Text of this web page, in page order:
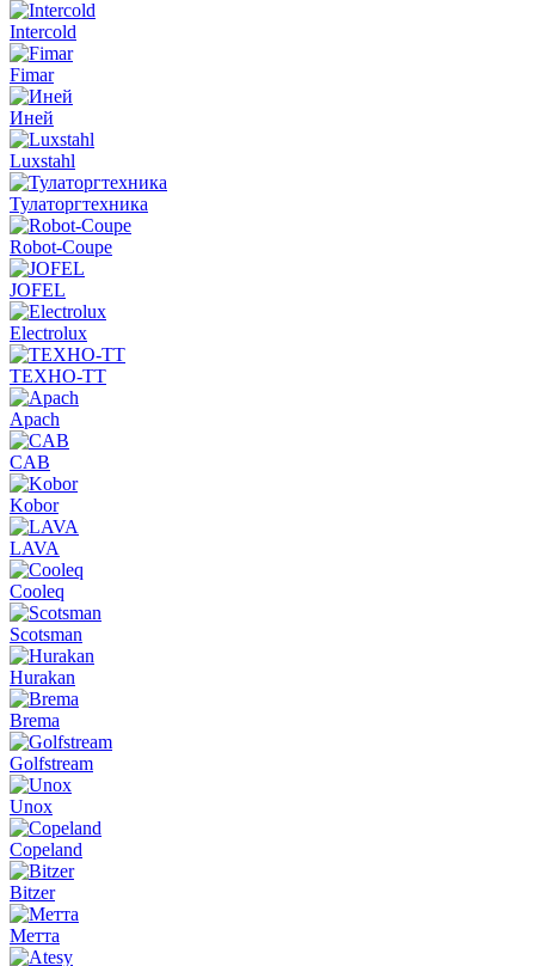
Intercold
Fimar
Иней
Luxstahl
Тулаторгтехника
Robot-Coupe
JOFEL
Electrolux
ТЕХНО-ТТ
Apach
CAB
Kobor
LAVA
Cooleq
Scotsman
Hurakan
Brema
Golfstream
Unox
Copeland
Bitzer
Метта